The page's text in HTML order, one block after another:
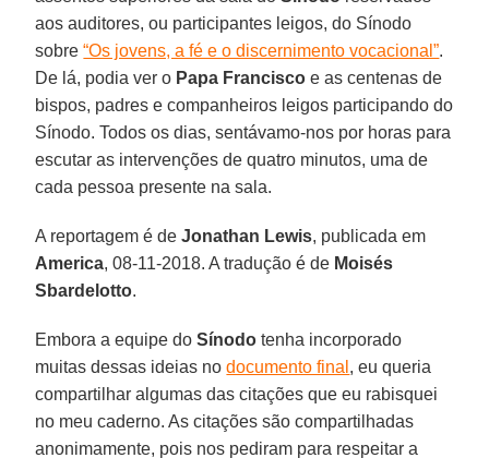
aos auditores, ou participantes leigos, do Sínodo
sobre“Os jovens, a fé e o discernimento vocacional”.
De lá, podia ver o Papa Francisco e as centenas de
bispos, padres e companheiros leigos participando do
Sínodo. Todos os dias, sentávamo-nos por horas para
escutar as intervenções de quatro minutos, uma de
cada pessoa presente na sala.
A reportagem é deJonathan Lewis, publicada em
America, 08-11-2018. A tradução é de Moisés
Sbardelotto.
Embora a equipe doSínodo tenha incorporado
muitas dessas ideias nodocumento final , eu queria
compartilhar algumas das citações que eu rabisquei
no meu caderno. As citações são compartilhadas
anonimamente, pois nos pediram para respeitar a